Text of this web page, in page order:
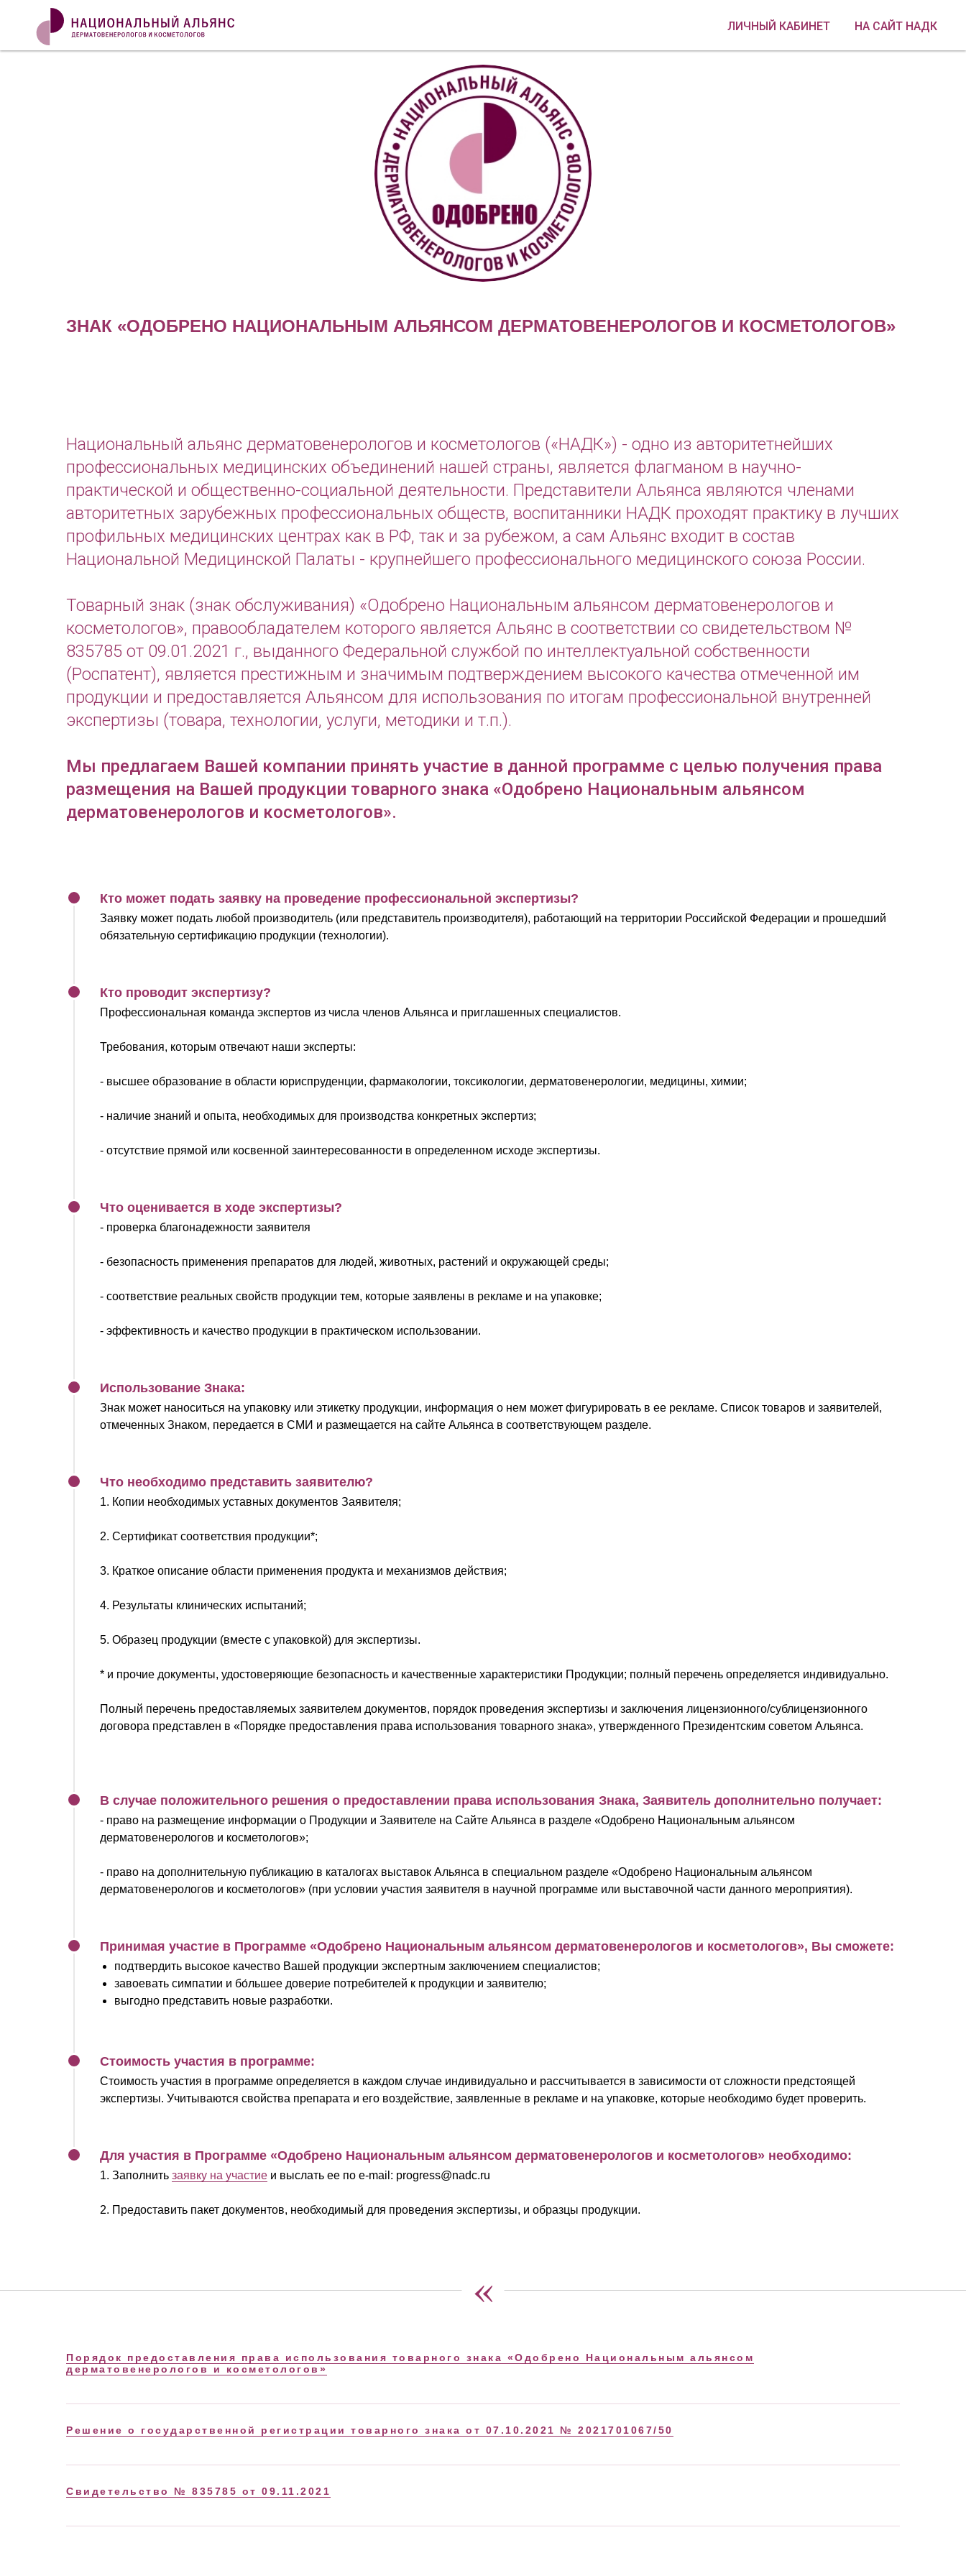
ЛИЧНЫЙ КАБИНЕТ НА САЙТ НАДК
ЗНАК «ОДОБРЕНО НАЦИОНАЛЬНЫМ АЛЬЯНСОМ ДЕРМАТОВЕНЕРОЛОГОВ И КОСМЕТОЛОГОВ»
Национальный альянс дерматовенерологов и косметологов («НАДК») - одно из авторитетнейших
профессиональных медицинских объединений нашей страны, является флагманом в научно-
практической и общественно-социальной деятельности. Представители Альянса являются членами
авторитетных зарубежных профессиональных обществ, воспитанники НАДК проходят практику в лучших
профильных медицинских центрах как в РФ, так и за рубежом, а сам Альянс входит в состав
Национальной Медицинской Палаты - крупнейшего профессионального медицинского союза России.
Товарный знак (знак обслуживания) «Одобрено Национальным альянсом дерматовенерологов и
косметологов», правообладателем которого является Альянс в соответствии со свидетельством №
835785 от 09.01.2021 г., выданного Федеральной службой по интеллектуальной собственности
(Роспатент), является престижным и значимым подтверждением высокого качества отмеченной им
продукции и предоставляется Альянсом для использования по итогам профессиональной внутренней
экспертизы (товара, технологии, услуги, методики и т.п.).
Мы предлагаем Вашей компании принять участие в данной программе с целью получения права
размещения на Вашей продукции товарного знака «Одобрено Национальным альянсом
дерматовенерологов и косметологов».
Кто может подать заявку на проведение профессиональной экспертизы?
Заявку может подать любой производитель (или представитель производителя), работающий на территории Российской Федерации и прошедший
обязательную сертификацию продукции (технологии).
Кто проводит экспертизу?
Профессиональная команда экспертов из числа членов Альянса и приглашенных специалистов.
Требования, которым отвечают наши эксперты:
- высшее образование в области юриспруденции, фармакологии, токсикологии, дерматовенерологии, медицины, химии;
- наличие знаний и опыта, необходимых для производства конкретных экспертиз;
- отсутствие прямой или косвенной заинтересованности в определенном исходе экспертизы.
Что оценивается в ходе экспертизы?
- проверка благонадежности заявителя
- безопасность применения препаратов для людей, животных, растений и окружающей среды;
- соответствие реальных свойств продукции тем, которые заявлены в рекламе и на упаковке;
- эффективность и качество продукции в практическом использовании.
Использование Знака:
Знак может наноситься на упаковку или этикетку продукции, информация о нем может фигурировать в ее рекламе. Список товаров и заявителей,
отмеченных Знаком, передается в СМИ и размещается на сайте Альянса в соответствующем разделе.
Что необходимо представить заявителю?
1. Копии необходимых уставных документов Заявителя;
2. Сертификат соответствия продукции*;
3. Краткое описание области применения продукта и механизмов действия;
4. Результаты клинических испытаний;
5. Образец продукции (вместе с упаковкой) для экспертизы.
* и прочие документы, удостоверяющие безопасность и качественные характеристики Продукции; полный перечень определяется индивидуально.
Полный перечень предоставляемых заявителем документов, порядок проведения экспертизы и заключения лицензионного/сублицензионного
договора представлен в «Порядке предоставления права использования товарного знака», утвержденного Президентским советом Альянса.
В случае положительного решения о предоставлении права использования Знака, Заявитель дополнительно получает:
- право на размещение информации о Продукции и Заявителе на Сайте Альянса в разделе «Одобрено Национальным альянсом
дерматовенерологов и косметологов»;
- право на дополнительную публикацию в каталогах выставок Альянса в специальном разделе «Одобрено Национальным альянсом
дерматовенерологов и косметологов» (при условии участия заявителя в научной программе или выставочной части данного мероприятия).
Принимая участие в Программе «Одобрено Национальным альянсом дерматовенерологов и косметологов», Вы сможете:
подтвердить высокое качество Вашей продукции экспертным заключением специалистов;
завоевать симпатии и бо́льшее доверие потребителей к продукции и заявителю;
выгодно представить новые разработки.
Стоимость участия в программе:
Стоимость участия в программе определяется в каждом случае индивидуально и рассчитывается в зависимости от сложности предстоящей
экспертизы. Учитываются свойства препарата и его воздействие, заявленные в рекламе и на упаковке, которые необходимо будет проверить.
Для участия в Программе «Одобрено Национальным альянсом дерматовенерологов и косметологов» необходимо:
1. Заполнить заявку на участие и выслать ее по e-mail: progress@nadc.ru
2. Предоставить пакет документов, необходимый для проведения экспертизы, и образцы продукции.
«
Порядок предоставления права использования товарного знака «Одобрено Национальным альянсом
дерматовенерологов и косметологов»
Решение о государственной регистрации товарного знака от 07.10.2021 № 2021701067/50
Свидетельство № 835785 от 09.11.2021